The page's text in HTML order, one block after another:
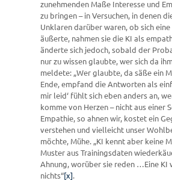
zunehmenden Maße Interesse und
zu bringen – in Versuchen, in denen
Unklaren darüber waren, ob sich
äußerte, nahmen sie die KI als
änderte sich jedoch, sobald der
nur zu wissen glaubte, wer sich da
meldete: „Wer glaubte, da säße ein
Ende, empfand die Antworten als
mir leid‘ fühlt sich eben anders an,
komme von Herzen – nicht aus einer
Empathie, so ahnen wir, kostet ein
verstehen und vielleicht unser
möchte, Mühe. „KI kennt aber keine
Muster aus Trainingsdaten
Ahnung, worüber sie reden …Eine KI
nichts“[x].